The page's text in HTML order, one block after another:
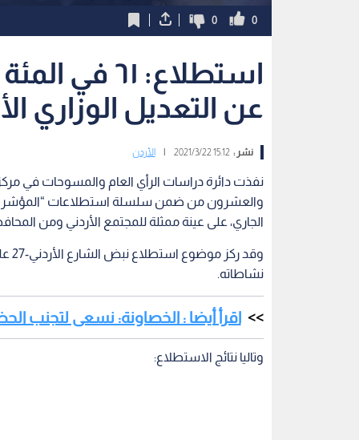
0
0
استطلاع:
عن التعديل الوزاري
نشر :15:12 2021/3/22 الأردن
نفذت دائرة دراسات الرأي العام والمسوحات في مركز
الجاري، على عينة ممثلة للمجتمع الأردني ومن
نشاطاته.
اقرأ أيضا : الخصاونة: نسعى لتجنب
وتاليا نتائج الاستطلاع: